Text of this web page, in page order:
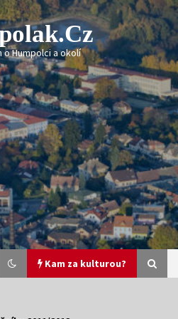
o Humpolci a okolí
Kam za kulturou?